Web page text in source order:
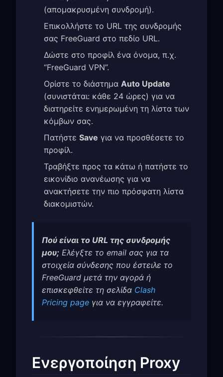
(απομακρυσμένη συνδρομή).
Επικολλήστε το URL της συνδρομής
σας FreeGuard στο πεδίο URL.
Δώστε στο προφίλ ένα όνομα, π.χ.
“FreeGuard VPN”.
Ορίστε το διάστημα Auto Update
(συνιστάται: κάθε 24 ώρες) για να
διατηρείτε ενημερωμένη τη λίστα των
κόμβων σας.
Πατήστε Save για να προσθέσετε το
προφίλ.
Τραβήξτε προς τα κάτω ή πατήστε το
εικονίδιο ανανέωσης για να
ανακτήσετε την πιο πρόσφατη λίστα
διακομιστών.
Πού είναι το URL της συνδρομής
μου; Ελέγξτε το email σας για τα
στοιχεία σύνδεσης που έστειλε το
FreeGuard μετά την αγορά ή
επισκεφθείτε τη σελίδα Clash
Pricing page για να εγγραφείτε.
Ενεργοποίηση Proxy